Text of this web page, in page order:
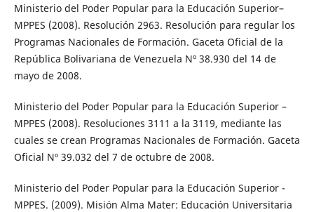
Ministerio del Poder Popular para la Educación Superior–
MPPES (2008). Resolución 2963. Resolución para regular los
Programas Nacionales de Formación. Gaceta Oficial de la
República Bolivariana de Venezuela Nº 38.930 del 14 de
mayo de 2008.
Ministerio del Poder Popular para la Educación Superior –
MPPES (2008). Resoluciones 3111 a la 3119, mediante las
cuales se crean Programas Nacionales de Formación. Gaceta
Oficial Nº 39.032 del 7 de octubre de 2008.
Ministerio del Poder Popular para la Educación Superior -
MPPES. (2009). Misión Alma Mater: Educación Universitaria